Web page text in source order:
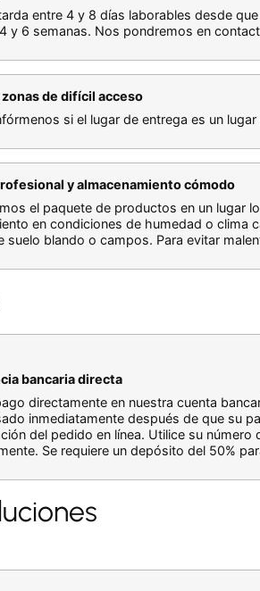
entre 4 y 8 días laborables desde
y 6 semanas. Nos pondremos en
de difícil acceso
si el lugar de entrega es un
y almacenamiento cómodo
el paquete de productos en un lugar
en condiciones de humedad o clima
suelo blando o campos. Para evitar
bancaria directa
directamente en nuestra cuenta
inmediatamente después de que su
del pedido en línea. Utilice su
Se requiere un depósito del 50%